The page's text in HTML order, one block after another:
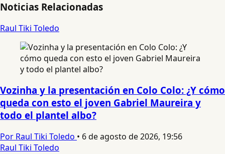
Noticias Relacionadas
Raul Tiki Toledo
Vozinha y la presentación en Colo Colo: ¿Y cómo
queda con esto el joven Gabriel Maureira y
todo el plantel albo?
Por Raul Tiki Toledo • 6 de agosto de 2026, 19:56
Raul Tiki Toledo